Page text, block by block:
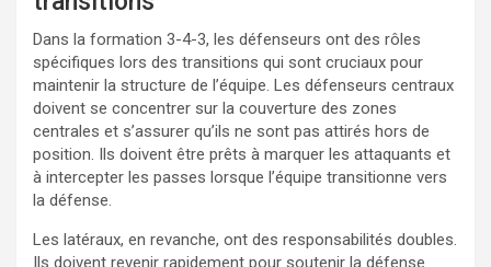
Dans la formation 3-4-3, les défenseurs ont des rôles
spécifiques lors des transitions qui sont cruciaux pour
maintenir la structure de l’équipe. Les défenseurs centraux
doivent se concentrer sur la couverture des zones
centrales et s’assurer qu’ils ne sont pas attirés hors de
position. Ils doivent être prêts à marquer les attaquants et
à intercepter les passes lorsque l’équipe transitionne vers
la défense.
Les latéraux, en revanche, ont des responsabilités doubles.
Ils doivent revenir rapidement pour soutenir la défense